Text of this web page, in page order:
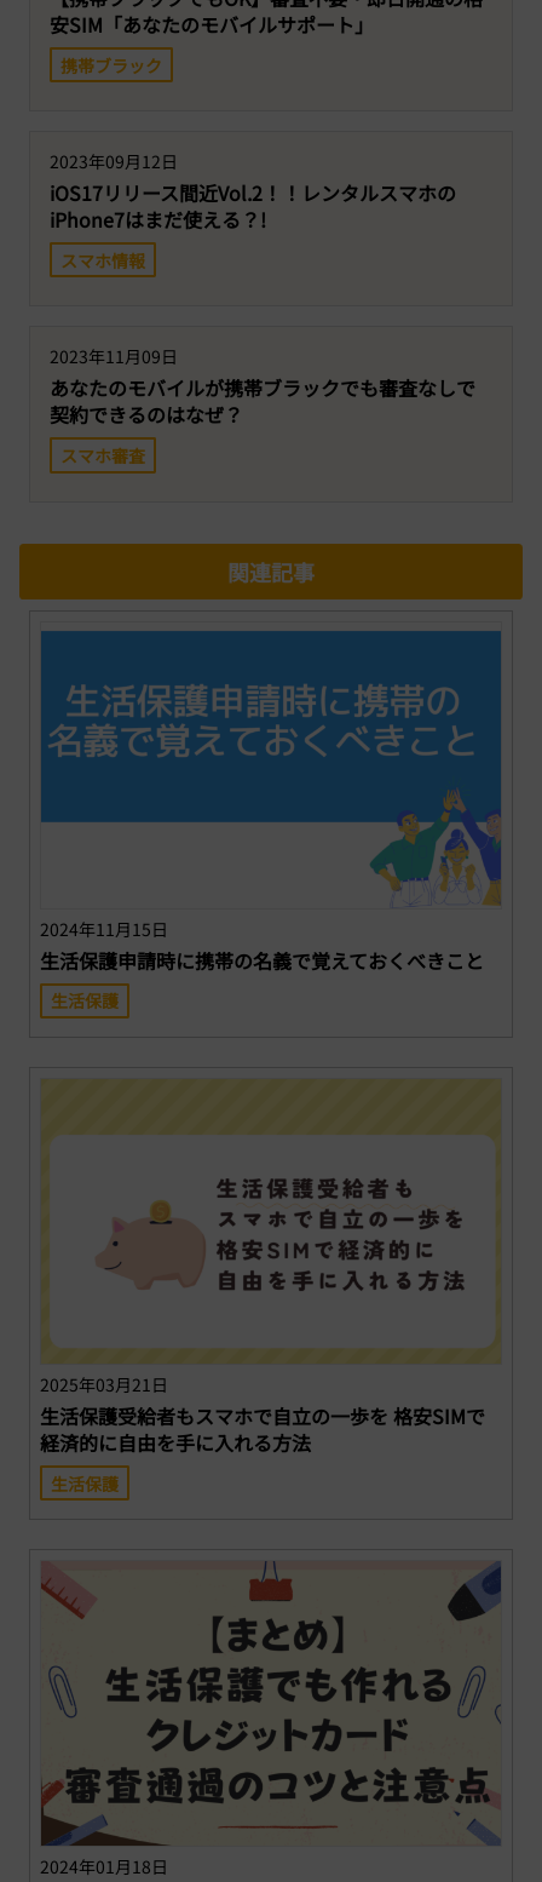
安SIM「あなたのモバイルサポート」
携帯ブラック
2023年09月12日
iOS17リリース間近Vol.2！！レンタルスマホの
iPhone7はまだ使える？!
スマホ情報
2023年11月09日
あなたのモバイルが携帯ブラックでも審査なしで
契約できるのはなぜ？
スマホ審査
関連記事
2024年11月15日
生活保護申請時に携帯の名義で覚えておくべきこと
生活保護
2025年03月21日
生活保護受給者もスマホで自立の一歩を 格安SIMで
経済的に自由を手に入れる方法
生活保護
2024年01月18日